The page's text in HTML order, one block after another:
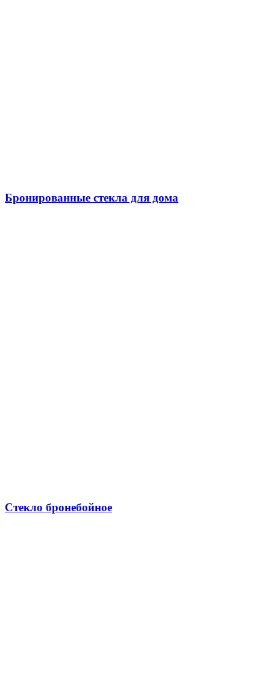
Бронированные стекла для дома
Стекло бронебойное